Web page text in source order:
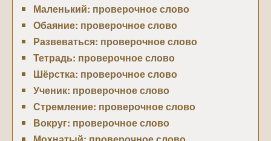
Маленький: проверочное слово
Обаяние: проверочное слово
Развеваться: проверочное слово
Тетрадь: проверочное слово
Шёрстка: проверочное слово
Ученик: проверочное слово
Стремление: проверочное слово
Вокруг: проверочное слово